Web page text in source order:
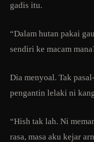
gadis itu.
“Dalam hutan pakai
sendiri ke macam
Dia menyoal. Tak
pengantin lelaki ni
“Hish tak lah. Ni
rasa, masa aku kejar